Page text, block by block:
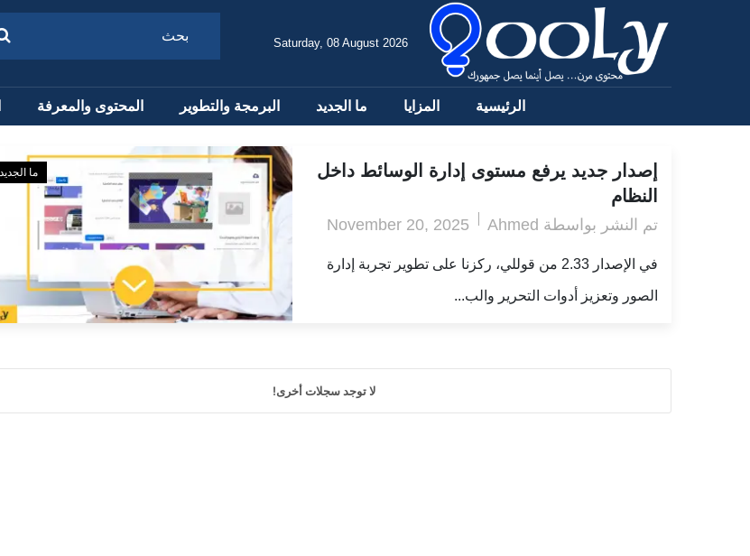
Saturday, 08 August 2026
الرئيسية المزايا ما الجديد البرمجة والتطوير المحتوى والمعرفة
ما الجديد
إصدار جديد يرفع مستوى إدارة الوسائط داخل
النظام
تم النشر بواسطة Ahmed
November 20, 2025
في الإصدار 2.33 من قوللي، ركزنا على تطوير تجربة إدارة
الصور وتعزيز أدوات التحرير والب...
لا توجد سجلات أخرى!